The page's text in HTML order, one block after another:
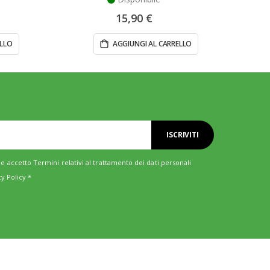
15,90 €
AGGIUNGI AL CARRELLO
ISCRIVITI
accetto Termini relativi al trattamento dei dati personali
Policy *